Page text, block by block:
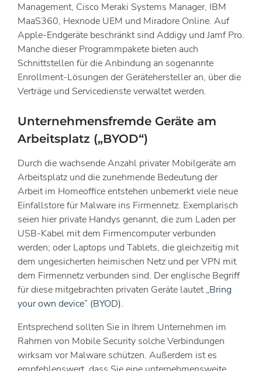
Management, Cisco Meraki Systems Manager, IBM
MaaS360, Hexnode UEM und Miradore Online. Auf
Apple-Endgeräte beschränkt sind Addigy und Jamf Pro.
Manche dieser Programmpakete bieten auch
Schnittstellen für die Anbindung an sogenannte
Enrollment-Lösungen der Gerätehersteller an, über die
Verträge und Servicedienste verwaltet werden.
Unternehmensfremde Geräte am
Arbeitsplatz („BYOD“)
Durch die wachsende Anzahl privater Mobilgeräte am
Arbeitsplatz und die zunehmende Bedeutung der
Arbeit im Homeoffice entstehen unbemerkt viele neue
Einfallstore für Malware ins Firmennetz. Exemplarisch
seien hier private Handys genannt, die zum Laden per
USB-Kabel mit dem Firmencomputer verbunden
werden; oder Laptops und Tablets, die gleichzeitig mit
dem ungesicherten heimischen Netz und per VPN mit
dem Firmennetz verbunden sind. Der englische Begriff
für diese mitgebrachten privaten Geräte lautet„Bring
your own device“ (BYOD).
Entsprechend sollten Sie in Ihrem Unternehmen im
Rahmen von Mobile Security solche Verbindungen
wirksam vor Malware schützen. Außerdem ist es